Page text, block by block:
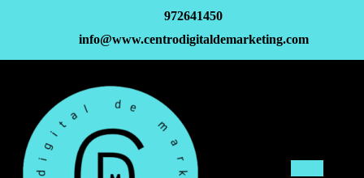
972641450
info@www.centrodigitaldemarketing.com